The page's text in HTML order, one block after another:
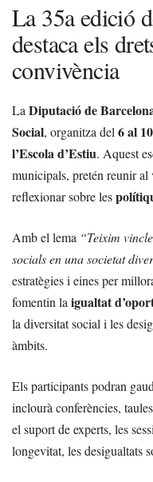
La 35a edició
destaca els
convivència
La Diputació de
Social, organitza del 6 al
l’Escola d’Estiu. Aquest
municipals, pretén reunir
reflexionar sobre les
Amb el lema “Teixim
socials en una societat
estratègies i eines per
fomentin la igualtat
la diversitat social i les
àmbits.
Els participants podran
inclourà conferències,
el suport de experts, les
longevitat, les desigualtats